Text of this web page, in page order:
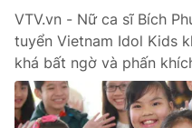
Xã hội
Pháp luật
VTV.vn - Nữ ca sĩ Bích
tuyển Vietnam Idol Kids
khá bất ngờ và phấn